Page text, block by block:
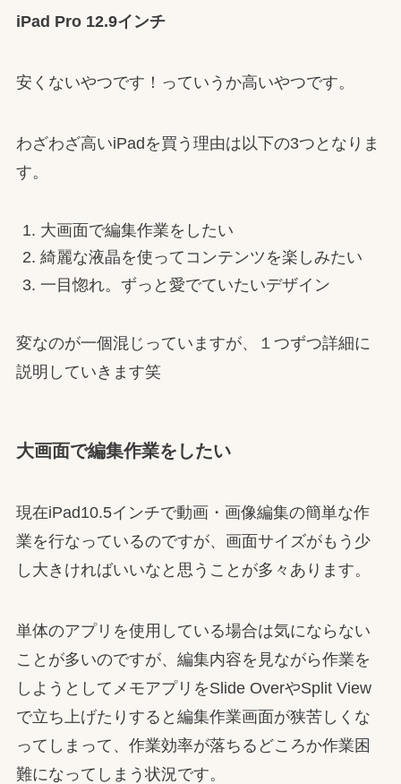
iPad Pro 12.9インチ
安くないやつです！っていうか高いやつです。
わざわざ高いiPadを買う理由は以下の3つとなりま
す。
大画面で編集作業をしたい
綺麗な液晶を使ってコンテンツを楽しみたい
一目惚れ。ずっと愛でていたいデザイン
変なのが一個混じっていますが、１つずつ詳細に
説明していきます笑
大画面で編集作業をしたい
現在iPad10.5インチで動画・画像編集の簡単な作
業を行なっているのですが、 画面サイズがもう少
し大きければいいなと思うことが多々あります。
単体のアプリを使用している場合は気にならない
ことが多いのですが、編集内容を見ながら作業を
しようとしてメモアプリをSlide OverやSplit View
で立ち上げたりすると編集作業画面が狭苦しくな
ってしまって、作業効率が落ちるどころか作業困
難になってしまう状況です。